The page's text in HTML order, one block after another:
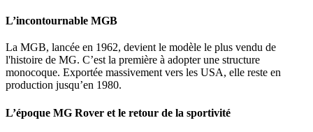
L’incontournable MGB
La MGB, lancée en 1962, devient le modèle le plus vendu de
l'histoire de MG. C’est la première à adopter une structure
monocoque. Exportée massivement vers les USA, elle reste en
production jusqu’en 1980.
L’époque MG Rover et le retour de la sportivité